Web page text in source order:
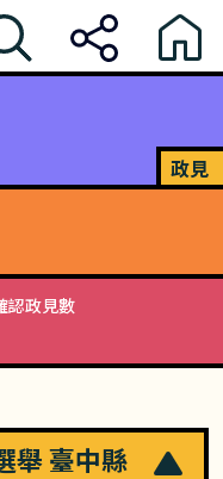
政見
認政見數
舉 臺中縣